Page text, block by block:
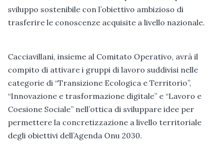
sviluppo sostenibile con l’obiettivo ambizioso di
trasferire le conoscenze acquisite a livello nazionale.
Cacciavillani, insieme al Comitato Operativo, avrà il
compito di attivare i gruppi di lavoro suddivisi nelle
categorie di “Transizione Ecologica e Territorio”,
“Innovazione e trasformazione digitale” e “Lavoro e
Coesione Sociale” nell’ottica di sviluppare idee per
permettere la concretizzazione a livello territoriale
degli obiettivi dell’Agenda Onu 2030.